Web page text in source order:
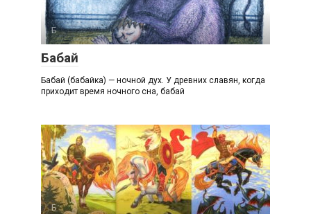
Б
Бабай
Бабай (бабайка) — ночной дух. У древних славян, когда
приходит время ночного сна, бабай
Б